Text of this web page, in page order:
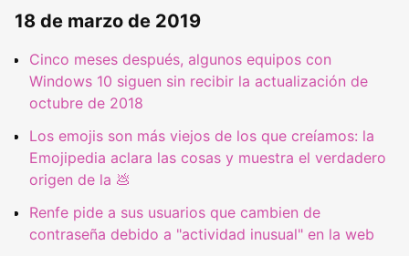
18 de marzo de 2019
Cinco meses después, algunos equipos con
Windows 10 siguen sin recibir la actualización de
octubre de 2018
Los emojis son más viejos de los que creíamos: la
Emojipedia aclara las cosas y muestra el verdadero
origen de la 💩
Renfe pide a sus usuarios que cambien de
contraseña debido a "actividad inusual" en la web